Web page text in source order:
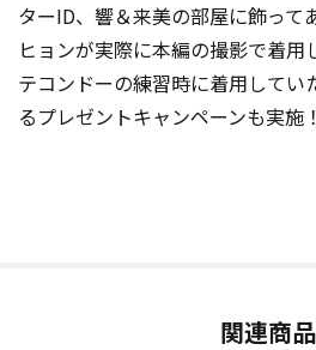
ターID、響＆来美の部屋に飾って
ヒョンが実際に本編の撮影で着用
テコンドーの練習時に着用してい
るプレゼントキャンペーンも実施！
関連商品